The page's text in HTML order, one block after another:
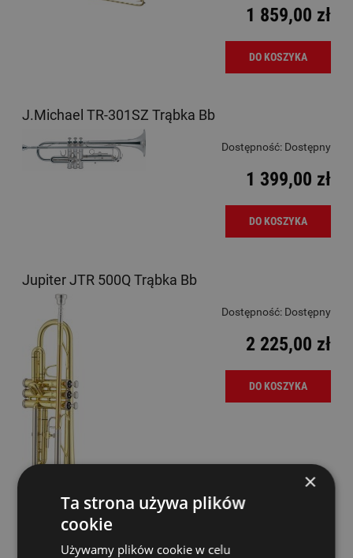
1 859,00 zł
DO KOSZYKA
J.Michael TR-301SZ Trąbka Bb
Dostępność: Dostępny
1 399,00 zł
DO KOSZYKA
Jupiter JTR 500Q Trąbka Bb
Dostępność: Dostępny
2 225,00 zł
DO KOSZYKA
×
Ta strona używa plików
cookie
Używamy plików cookie w celu